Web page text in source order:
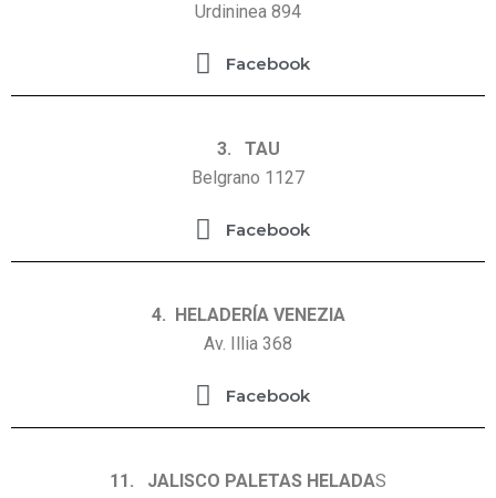
Urdininea 894
Facebook
3. TAU
Belgrano 1127
Facebook
4. HELADERÍA VENEZIA
Av. Illia 368
Facebook
11. JALISCO PALETAS HELADAS